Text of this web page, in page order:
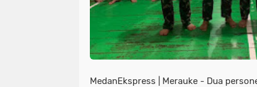
MedanEkspress | Merauke - Dua